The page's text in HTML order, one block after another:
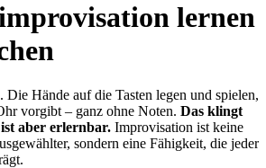
lernen
Die Hände auf die Tasten legen und spielen,
vorgibt – ganz ohne Noten. Das klingt
aber erlernbar. Improvisation ist keine
sondern eine Fähigkeit, die jeder